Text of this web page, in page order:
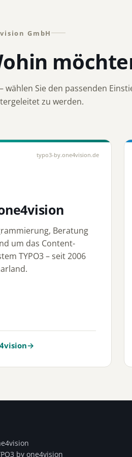
GmbH
wählen Sie den passenden
zu werden.
typo3-by.one4vision.de
Beratung
um das Content-
TYPO3 – seit 2006
→
by one4vision